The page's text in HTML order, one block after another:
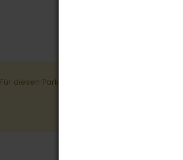
Für diesen Park wurde keine Option eingegeben.